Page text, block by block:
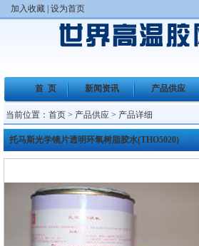
加入收藏 设为首页
首 页 新闻资讯 产品供应
当前位置： 首页 > 产品供应 > 产品详细
托马斯光学镜片透明环氧树脂胶水(THO5020)